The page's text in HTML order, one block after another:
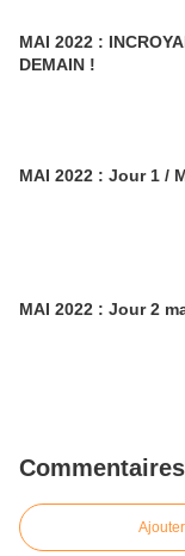
MAI 2022 :
DEMAIN !
MAI 2022 : Jour 1 /
MAI 2022 : Jour 2
Commentaires